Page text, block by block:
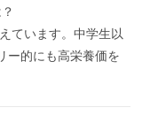
ています。中学生以
ー的にも高栄養価を